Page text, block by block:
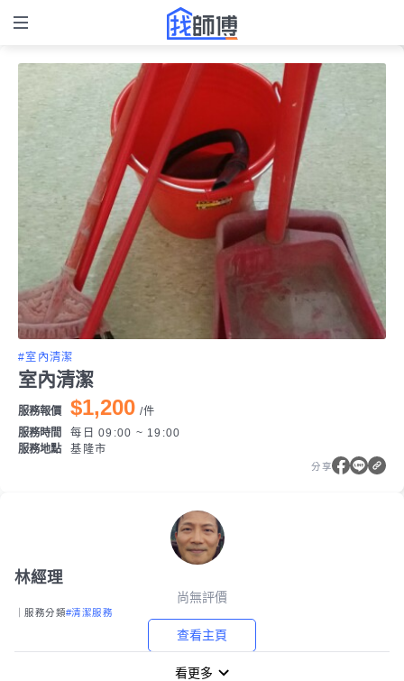
#室內清潔
室內清潔
服務報價 $1,200 /件
服務時間
每日 09:00 ~ 19:00
服務地點
基隆市
分享
林經理
尚無評價
｜服務分類#清潔服務
查看主頁
看更多